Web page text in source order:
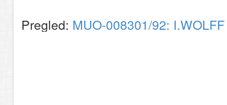
Pregled: MUO-008301/92: